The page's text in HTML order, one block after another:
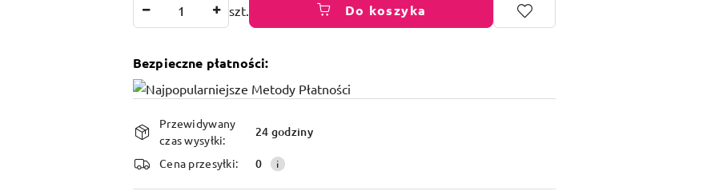
szt. Do koszyka
Bezpieczne płatności:
Dostępność
i
dostawa
Przewidywany
czas wysyłki:
24 godziny
Cena przesyłki: 0